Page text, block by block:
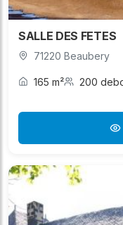
SALLE DES FETES
71220 Beaubery
165 m² 200